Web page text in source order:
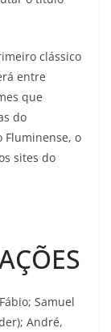
clássico
entre
que
do
Fluminense, o
sites do
Fábio; Samuel
André,